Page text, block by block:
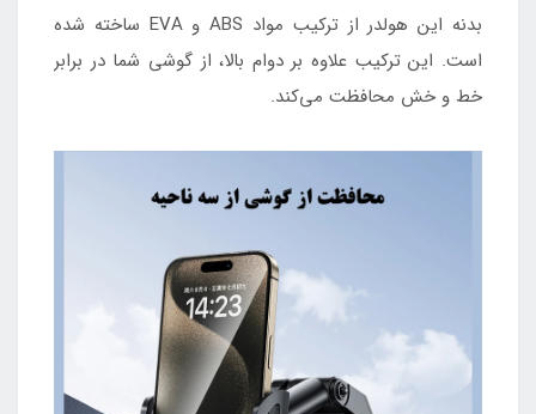
بدنه این هولدر از ترکیب مواد ABS و EVA ساخته شده
است. این ترکیب علاوه بر دوام بالا، از گوشی شما در برابر
خط و خش محافظت می‌کند.